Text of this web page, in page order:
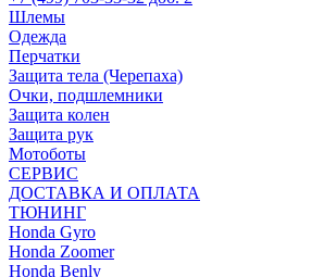
Шлемы
Одежда
Перчатки
Защита тела (Черепаха)
Очки, подшлемники
Защита колен
Защита рук
Мотоботы
СЕРВИС
ДОСТАВКА И ОПЛАТА
ТЮНИНГ
Honda Gyro
Honda Zoomer
Honda Benly